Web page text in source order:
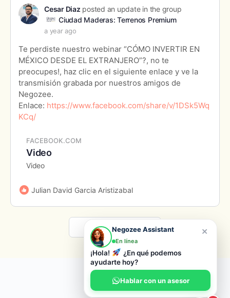
Cesar Diaz posted an update in the group
Ciudad Maderas: Terrenos Premium
a year ago
Te perdiste nuestro webinar “CÓMO INVERTIR EN
MÉXICO DESDE EL EXTRANJERO”?, no te
preocupes!, haz clic en el siguiente enlace y ve la
transmisión grabada por nuestros amigos de
Negozee.
Enlace: https://www.facebook.com/share/v/1DSk5Wq
KCq/
FACEBOOK.COM
Video
Video
Julian David Garcia Aristizabal
Load More
© 2026 Negozee
×
Negozee Assistant
En línea
¡Hola!
¿En qué podemos
ayudarte hoy?
Hablar con un asesor